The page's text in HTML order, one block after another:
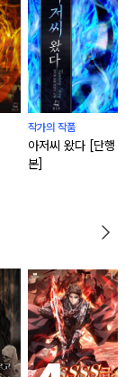
작가의 작품
아저씨 왔다 [단행
본]